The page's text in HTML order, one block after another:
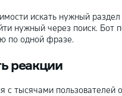
искать нужный
нужный через поиск. Бот
по одной фразе.
реакции
с тысячами пользователей